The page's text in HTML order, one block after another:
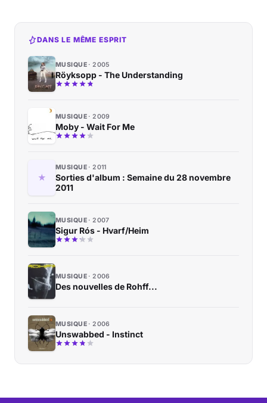
DANS LE MÊME ESPRIT
MUSIQUE 2005
Röyksopp - The Understanding
MUSIQUE 2009
Moby - Wait For Me
MUSIQUE 2011
Sorties d'album : Semaine du 28 novembre
2011
MUSIQUE 2007
Sigur Rós - Hvarf/Heim
MUSIQUE 2006
Des nouvelles de Rohff...
MUSIQUE 2006
Unswabbed - Instinct